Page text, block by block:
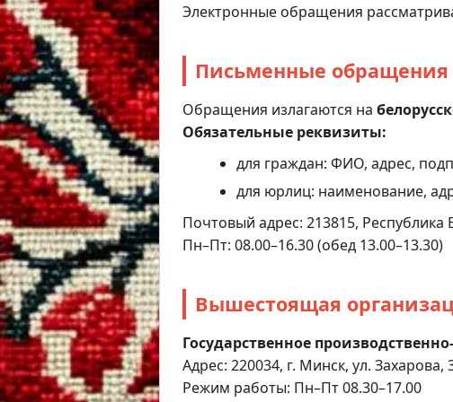
Электронные обращения
Письменные обращения
Обращения излагаются на
Обязательные реквизиты:
для граждан: ФИО, адрес,
для юрлиц: наименование,
Почтовый адрес: 213815, Республика
Пн–Пт: 08.00–16.30 (обед 13.00–13.30)
Вышестоящая
Государственное
Адрес: 220034, г. Минск, ул. Захарова,
Режим работы: Пн–Пт 08.30–17.00